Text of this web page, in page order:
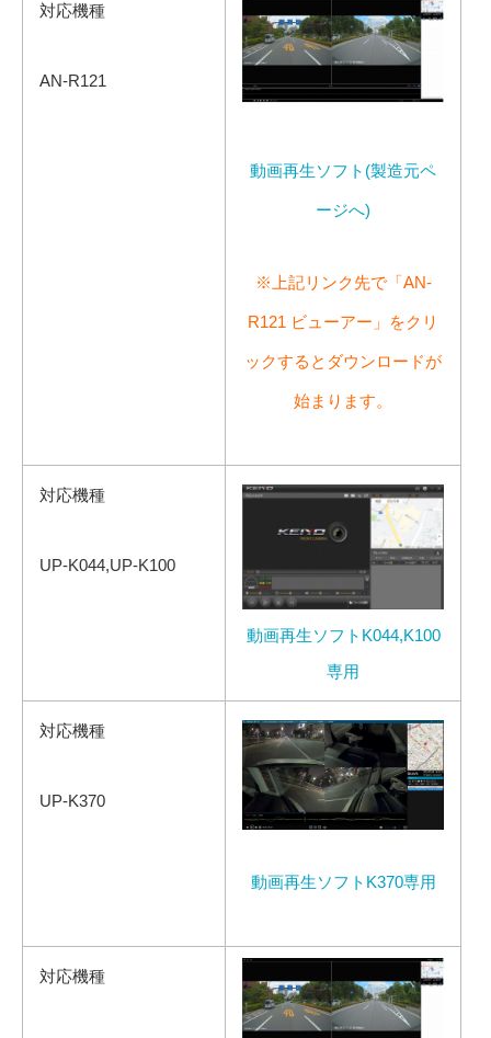
対応機種
AN-R121
動画再生ソフト(製造元ペ
ージへ)
※上記リンク先で「AN-
R121 ビューアー」をクリ
ックするとダウンロードが
始まります。
対応機種
UP-K044,UP-K100
動画再生ソフトK044,K100
専用
対応機種
UP-K370
動画再生ソフトK370専用
対応機種